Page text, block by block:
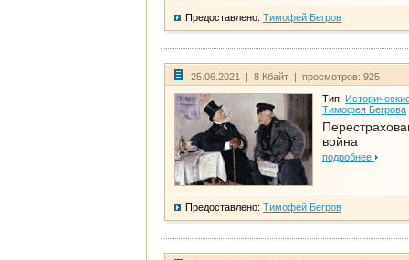
Предоставлено: Тимофей Бегров
25.06.2021 | 8 Кбайт | просмотров: 925
Тип:
Тимофея Бегрова
война
подробнее
Предоставлено: Тимофей Бегров